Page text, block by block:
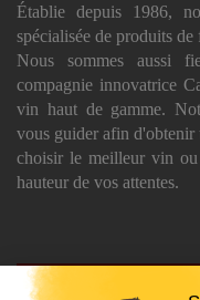
Établie depuis 1986,
spécialisée de produits
Nous sommes aussi
compagnie innovatrice
vin haut de gamme.
vous guider afin d'obtenir
choisir le meilleur vin
hauteur de vos attentes.